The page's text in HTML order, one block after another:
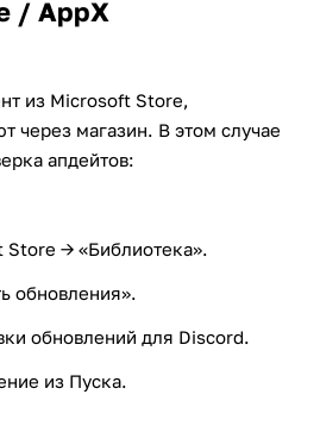
/ AppX
из Microsoft Store,
через магазин. В этом случае
апдейтов:
Store → «Библиотека».
обновления».
обновлений для Discord.
из Пуска.